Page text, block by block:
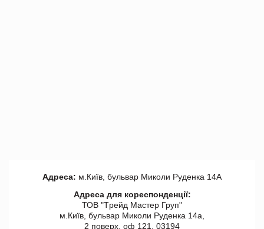
Адреса: м.Київ, бульвар Миколи Руденка 14А
Адреса для кореспонденції:
ТОВ "Tрейд Мастер Груп"
м.Київ, бульвар Миколи Руденка 14а,
2 поверх, оф 121, 03194